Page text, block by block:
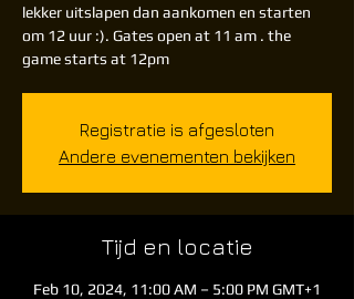
lekker uitslapen dan aankomen en starten
om 12 uur :). Gates open at 11 am . the
game starts at 12pm
Registratie is afgesloten
Andere evenementen bekijken
Tijd en locatie
Feb 10, 2024, 11:00 AM – 5:00 PM GMT+1